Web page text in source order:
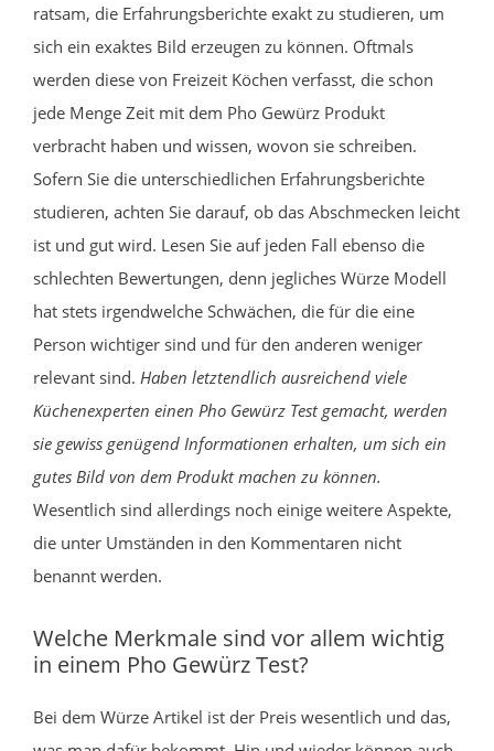
ratsam, die Erfahrungsberichte exakt zu studieren, um
sich ein exaktes Bild erzeugen zu können. Oftmals
werden diese von Freizeit Köchen verfasst, die schon
jede Menge Zeit mit dem Pho Gewürz Produkt
verbracht haben und wissen, wovon sie schreiben.
Sofern Sie die unterschiedlichen Erfahrungsberichte
studieren, achten Sie darauf, ob das Abschmecken leicht
ist und gut wird. Lesen Sie auf jeden Fall ebenso die
schlechten Bewertungen, denn jegliches Würze Modell
hat stets irgendwelche Schwächen, die für die eine
Person wichtiger sind und für den anderen weniger
relevant sind. Haben letztendlich ausreichend viele
Küchenexperten einen Pho Gewürz Test gemacht, werden
sie gewiss genügend Informationen erhalten, um sich ein
gutes Bild von dem Produkt machen zu können.
Wesentlich sind allerdings noch einige weitere Aspekte,
die unter Umständen in den Kommentaren nicht
benannt werden.
Welche Merkmale sind vor allem wichtig
in einem Pho Gewürz Test?
Bei dem Würze Artikel ist der Preis wesentlich und das,